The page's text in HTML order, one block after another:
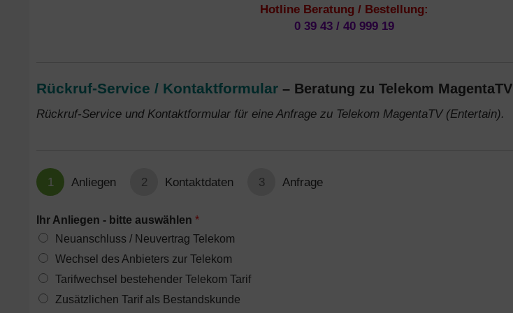
Hotline Beratung / Bestellung:
0 39 43 / 40 999 19
Rückruf-Service / Kontaktformular – Beratung zu Telekom MagentaTV
Rückruf-Service und Kontaktformular für eine Anfrage zu Telekom MagentaTV (Entertain).
1 Anliegen 2 Kontaktdaten 3 Anfrage
Ihr Anliegen - bitte auswählen *
Neuanschluss / Neuvertrag Telekom
Wechsel des Anbieters zur Telekom
Tarifwechsel bestehender Telekom Tarif
Zusätzlichen Tarif als Bestandskunde